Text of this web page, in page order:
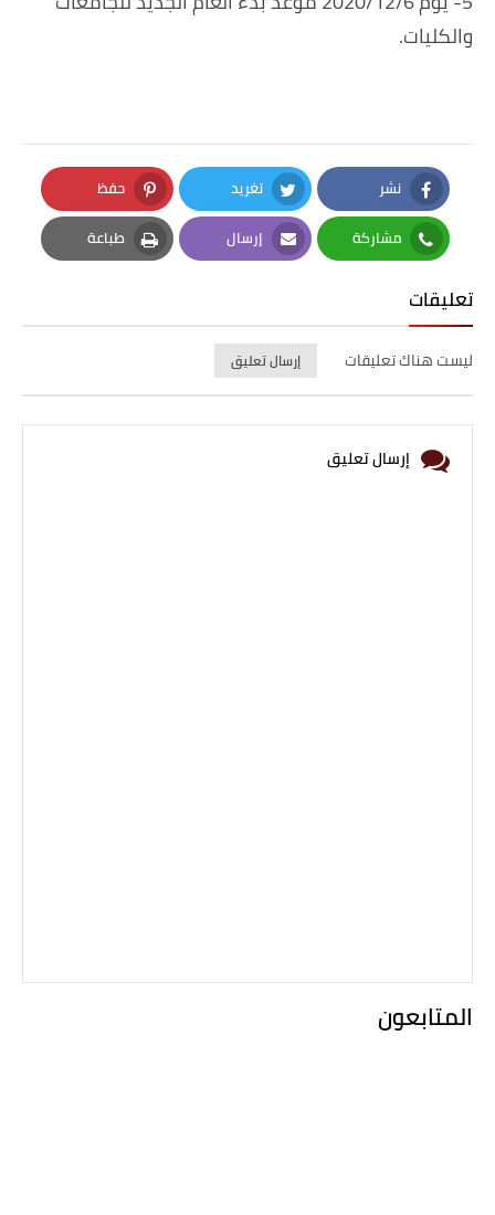
والكليات.
نشر
Facebook
تغريد
Twitter
حفظ
Pinterest
مشاركة
Whatsapp
إرسال
Email
طباعة
Print
تعليقات
ليست هناك تعليقات إرسال تعليق
إرسال تعليق
المتابعون